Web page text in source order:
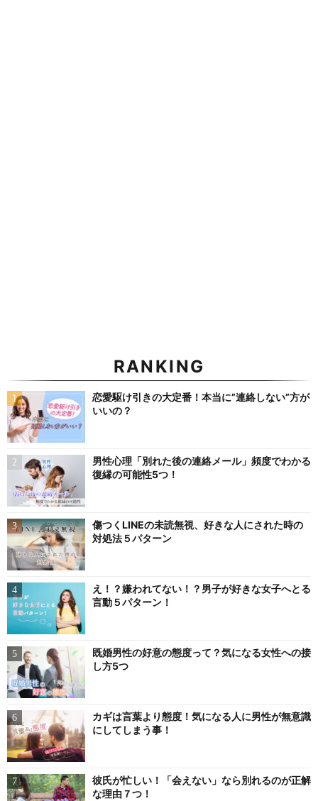
RANKING
恋愛駆け引きの大定番！本当に”連絡しない”方が
いいの？
男性心理「別れた後の連絡メール」頻度でわかる
復縁の可能性5つ！
傷つくLINEの未読無視、好きな人にされた時の
対処法５パターン
え！？嫌われてない！？男子が好きな女子へとる
言動５パターン！
既婚男性の好意の態度って？気になる女性への接
し方5つ
カギは言葉より態度！気になる人に男性が無意識
にしてしまう事！
彼氏が忙しい！「会えない」なら別れるのが正解
な理由７つ！